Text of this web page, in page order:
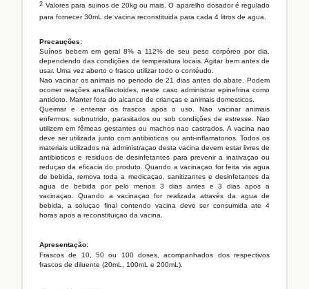
2 Valores para suinos de 20kg ou mais. O aparelho dosador é regulado
para fornecer 30mL de vacina reconstituida para cada 4 litros de agua.
Precauções:
Suínos bebem em geral 8% a 112% de seu peso corpóreo por dia,
dependendo das condições de temperatura locais. Agitar bem antes de
usar. Uma vez aberto o frasco utilizar todo o contéudo.
Nao vacinar os animais no periodo de 21 dias antes do abate. Podem
ocorrer reações anafilactoides, neste caso administrar epinefrina como
antidoto. Manter fora do alcance de crianças e animais domesticos.
Queimar e enterrar os frascos apos o uso. Nao vacinar animais
enfermos, subnutrido, parasitados ou sob condições de estresse. Nao
utilizem em fêmeas gestantes ou machos nao castrados. A vacina nao
deve ser utilizada junto com antibioticos ou anti-inflamatorios. Todos os
materiais utilizados na administraçao desta vacina devem estar livres de
antibioticos e residuos de desinfetantes para prevenir a inativaçao ou
reduçao da eficacia do produto. Quando a vacinaçao for feita via agua
de bebida, remova toda a medicaçao, sanitizantes e desinfetantes da
agua de bebida por pelo menos 3 dias antes e 3 dias apos a
vacinaçao. Quando a vacinaçao for realizada através da agua de
bebida, a soluçao final contendo vacina deve ser consumida ate 4
horas apos a reconstituiçao da vacina.
Apresentação:
Frascos de 10, 50 ou 100 doses, acompanhados dos respectivos
frascos de diluente (20mL, 100mL e 200mL).